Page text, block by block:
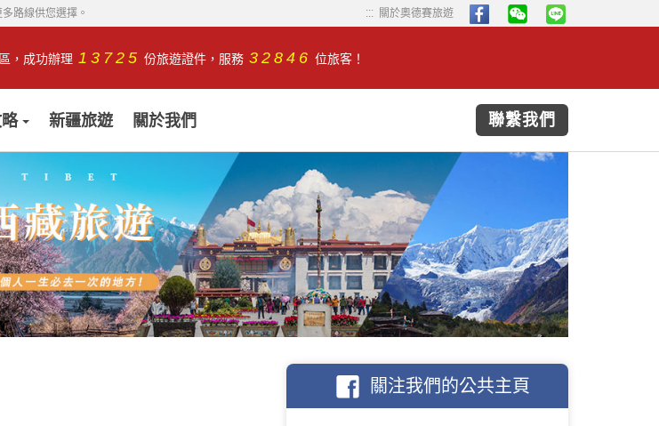
路線供您選擇。 ...
... 關於奧德賽旅遊
，成功辦理 13725 份旅遊證件，服務 32846 位旅客！
新疆旅遊 關於我們 聯繫我們
關注我們的公共主頁